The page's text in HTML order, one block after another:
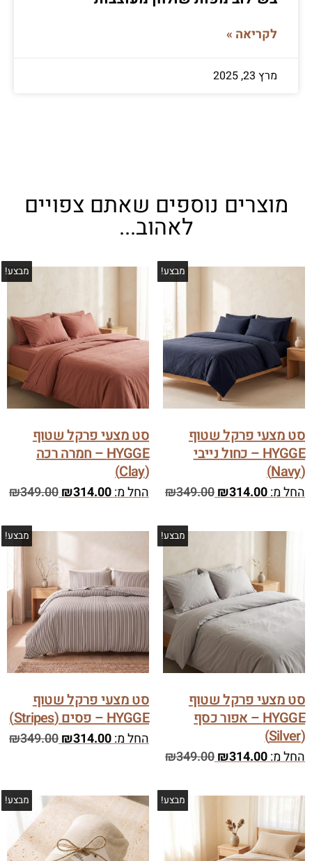
לקריאה »
מרץ 23, 2025
מוצרים נוספים שאתם צפויים
לאהוב...
מבצע!
סט מצעי פרקל שטוף
HYGGE – כחול נייבי
(Navy)
החל מ: ₪314.00
₪349.00
מבצע!
סט מצעי פרקל שטוף
HYGGE – חמרה רכה
(Clay)
החל מ: ₪314.00
₪349.00
מבצע!
סט מצעי פרקל שטוף
HYGGE – אפור כסף
(Silver)
החל מ: ₪314.00
₪349.00
מבצע!
סט מצעי פרקל שטוף
HYGGE – פסים (Stripes)
החל מ: ₪314.00
₪349.00
מבצע! מבצע!